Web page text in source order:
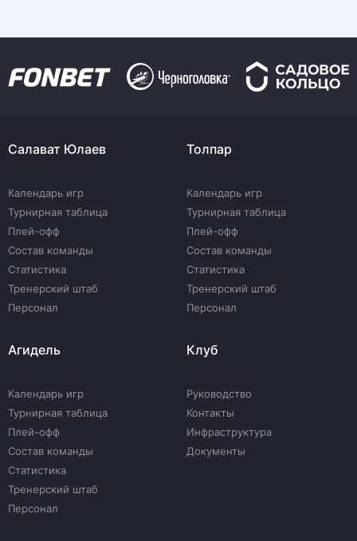
Салават Юлаев
Календарь игр
Турнирная таблица
Плей-офф
Состав команды
Статистика
Тренерский штаб
Персонал
Толпар
Календарь игр
Турнирная таблица
Плей-офф
Состав команды
Статистика
Тренерский штаб
Персонал
Агидель
Календарь игр
Турнирная таблица
Плей-офф
Состав команды
Статистика
Тренерский штаб
Персонал
Клуб
Руководство
Контакты
Инфраструктура
Документы